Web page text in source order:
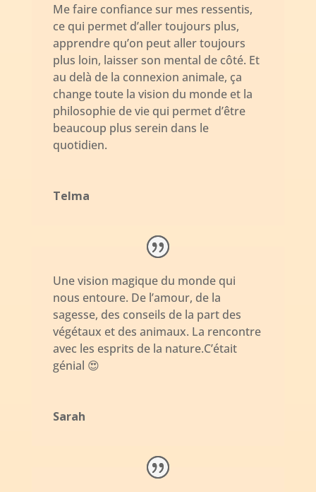
Me faire confiance sur mes ressentis,
ce qui permet d’aller toujours plus,
apprendre qu’on peut aller toujours
plus loin, laisser son mental de côté. Et
au delà de la connexion animale, ça
change toute la vision du monde et la
philosophie de vie qui permet d’être
beaucoup plus serein dans le
quotidien.
Telma
Une vision magique du monde qui
nous entoure. De l’amour, de la
sagesse, des conseils de la part des
végétaux et des animaux. La rencontre
avec les esprits de la nature.C’était
génial 😍
Sarah